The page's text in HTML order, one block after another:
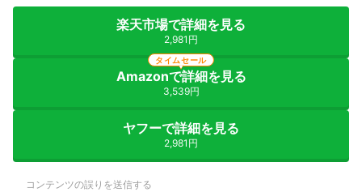
楽天市場で詳細を見る
2,981円
Amazonで詳細を見る
3,539円
タイムセール
ヤフーで詳細を見る
2,981円
コンテンツの誤りを送信する